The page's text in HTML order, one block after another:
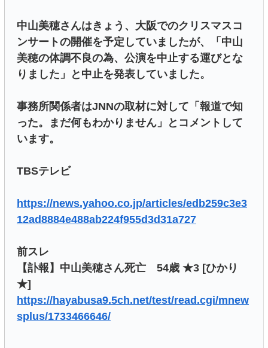
中山美穂さんはきょう、大阪でのクリスマスコ
ンサートの開催を予定していましたが、「中山
美穂の体調不良の為、公演を中止する運びとな
りました」と中止を発表していました。
事務所関係者はJNNの取材に対して「報道で知
った。まだ何もわかりません」とコメントして
います。
TBSテレビ
https://news.yahoo.co.jp/articles/edb259c3e3
12ad8884e488ab224f955d3d31a727
前スレ
【訃報】中山美穂さん死亡 54歳 ★3 [ひかり
★]
https://hayabusa9.5ch.net/test/read.cgi/mnew
splus/1733466646/